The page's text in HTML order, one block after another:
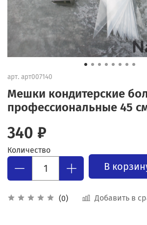
арт. арт007140
Мешки кондитерские
профессиональные 45
(0) Добавить в
340 ₽
Количество
В